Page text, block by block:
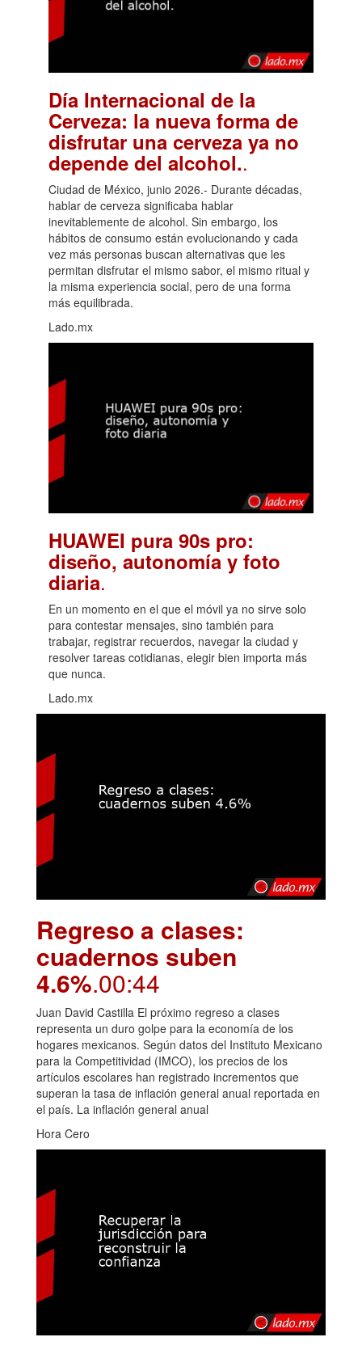
Día Internacional de la
Cerveza: la nueva forma de
disfrutar una cerveza ya no
depende del alcohol..
Ciudad de México, junio 2026.- Durante décadas,
hablar de cerveza significaba hablar
inevitablemente de alcohol. Sin embargo, los
hábitos de consumo están evolucionando y cada
vez más personas buscan alternativas que les
permitan disfrutar el mismo sabor, el mismo ritual y
la misma experiencia social, pero de una forma
más equilibrada.
Lado.mx
HUAWEI pura 90s pro:
diseño, autonomía y foto
diaria.
En un momento en el que el móvil ya no sirve solo
para contestar mensajes, sino también para
trabajar, registrar recuerdos, navegar la ciudad y
resolver tareas cotidianas, elegir bien importa más
que nunca.
Lado.mx
Regreso a clases:
cuadernos suben
4.6%.00:44
Juan David Castilla El próximo regreso a clases
representa un duro golpe para la economía de los
hogares mexicanos. Según datos del Instituto Mexicano
para la Competitividad (IMCO), los precios de los
artículos escolares han registrado incrementos que
superan la tasa de inflación general anual reportada en
el país. La inflación general anual
Hora Cero